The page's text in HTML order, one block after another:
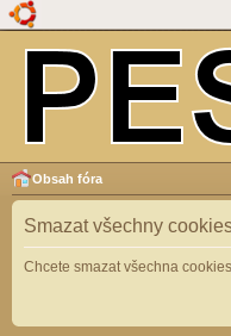
Obsah fóra
Smazat všechny
Chcete smazat všechna